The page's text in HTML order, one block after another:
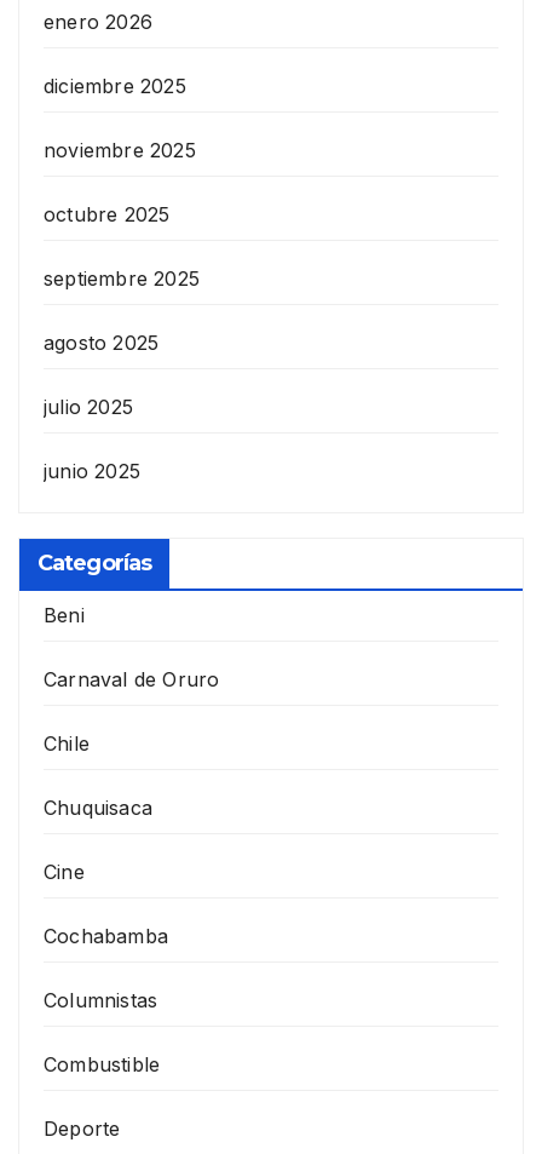
enero 2026
diciembre 2025
noviembre 2025
octubre 2025
septiembre 2025
agosto 2025
julio 2025
junio 2025
Categorías
Beni
Carnaval de Oruro
Chile
Chuquisaca
Cine
Cochabamba
Columnistas
Combustible
Deporte